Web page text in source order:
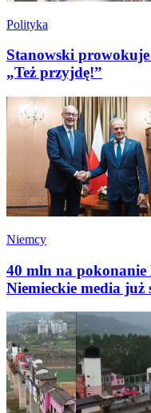
Polityka
Stanowski
„Też przyjdę!”
Niemcy
40 mln na
Niemieckie media już